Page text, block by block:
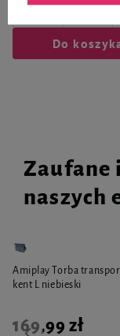
-
Do
Zaufane
naszych
Amiplay Torba
kent L niebieski
169,99 zł